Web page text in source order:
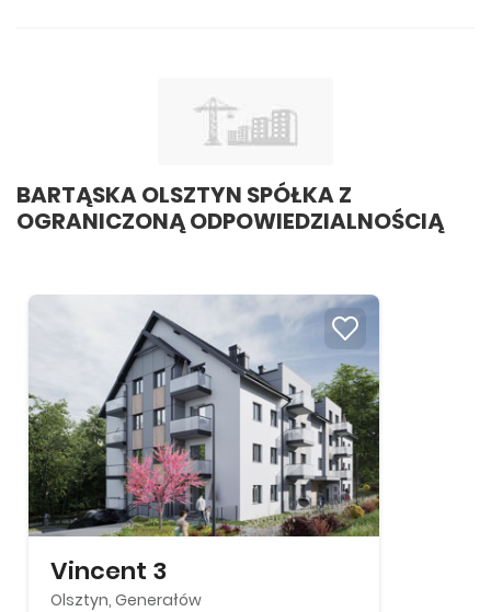
BARTĄSKA OLSZTYN SPÓŁKA Z
OGRANICZONĄ ODPOWIEDZIALNOŚCIĄ
Vincent 3
Olsztyn, Generałów